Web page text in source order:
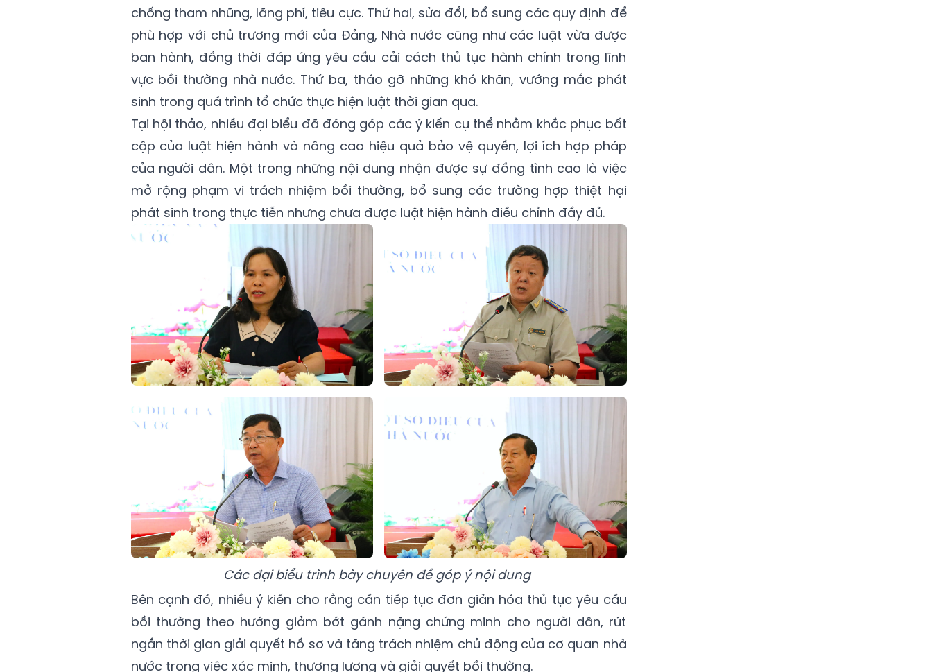
chống tham nhũng, lãng phí, tiêu cực. Thứ hai, sửa đổi, bổ sung các quy định để
phù hợp với chủ trương mới của Đảng, Nhà nước cũng như các luật vừa được
ban hành, đồng thời đáp ứng yêu cầu cải cách thủ tục hành chính trong lĩnh
vực bồi thường nhà nước. Thứ ba, tháo gỡ những khó khăn, vướng mắc phát
sinh trong quá trình tổ chức thực hiện luật thời gian qua.
Tại hội thảo, nhiều đại biểu đã đóng góp các ý kiến cụ thể nhằm khắc phục bất
cập của luật hiện hành và nâng cao hiệu quả bảo vệ quyền, lợi ích hợp pháp
của người dân. Một trong những nội dung nhận được sự đồng tình cao là việc
mở rộng phạm vi trách nhiệm bồi thường, bổ sung các trường hợp thiệt hại
phát sinh trong thực tiễn nhưng chưa được luật hiện hành điều chỉnh đầy đủ.
Các đại biểu trình bày chuyên đề góp ý nội dung
Bên cạnh đó, nhiều ý kiến cho rằng cần tiếp tục đơn giản hóa thủ tục yêu cầu
bồi thường theo hướng giảm bớt gánh nặng chứng minh cho người dân, rút
ngắn thời gian giải quyết hồ sơ và tăng trách nhiệm chủ động của cơ quan nhà
nước trong việc xác minh, thương lượng và giải quyết bồi thường.